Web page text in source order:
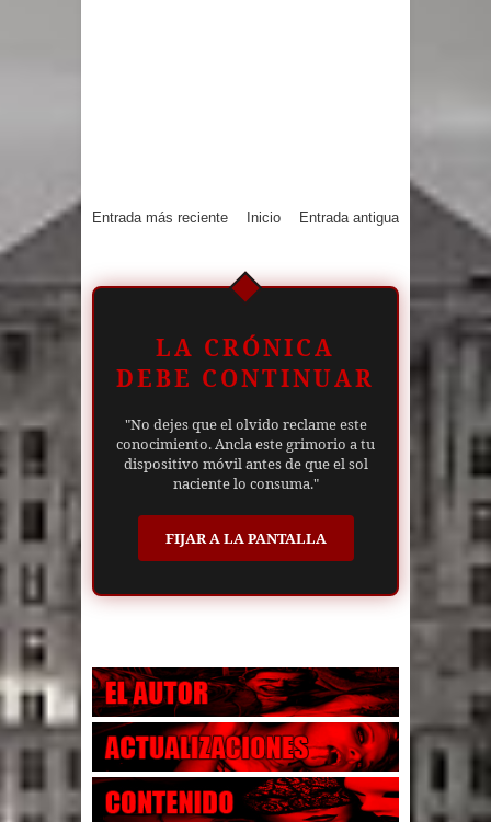
Entrada más reciente Entrada antigua
Inicio
LA CRÓNICA
DEBE CONTINUAR
"No dejes que el olvido reclame este
conocimiento. Ancla este grimorio a tu
dispositivo móvil antes de que el sol
naciente lo consuma."
FIJAR A LA PANTALLA